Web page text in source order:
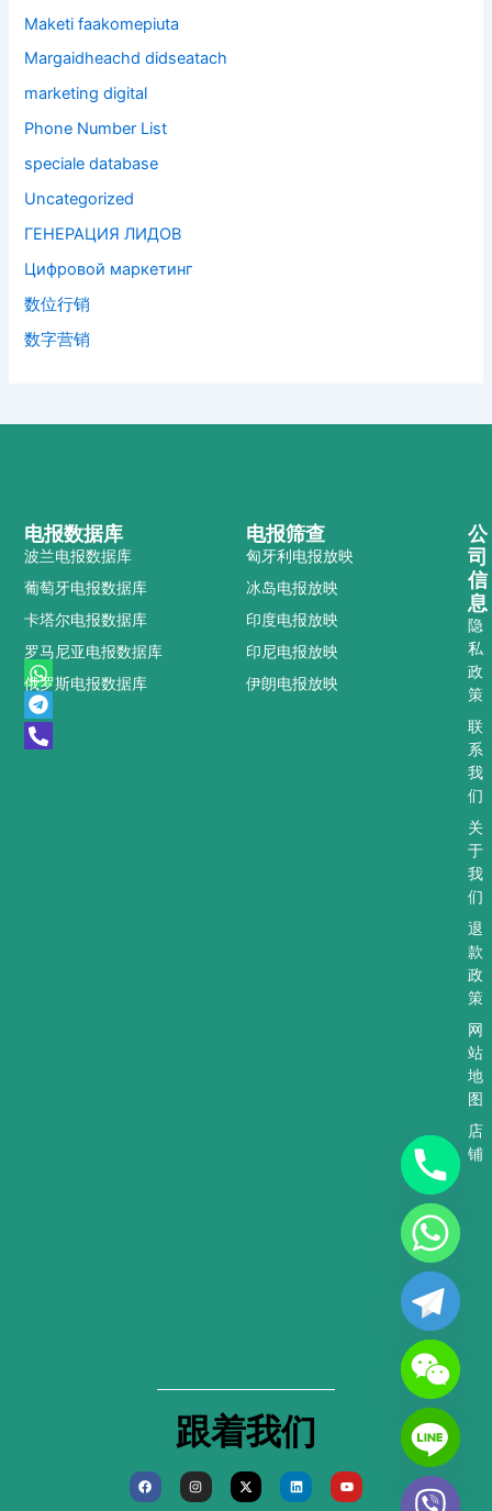
Maketi faakomepiuta
Margaidheachd didseatach
marketing digital
Phone Number List
speciale database
Uncategorized
ГЕНЕРАЦИЯ ЛИДОВ
Цифровой маркетинг
数位行销
数字营销
W
h
a
t
s
T
e
l
e
g
P
h
o
n
e
电报筛查
匈牙利电报放映
冰岛电报放映
印度电报放映
印尼电报放映
伊朗电报放映
电报数据库
波兰电报数据库
葡萄牙电报数据库
卡塔尔电报数据库
罗马尼亚电报数据库
俄罗斯电报数据库
公
司
信
息
隐
私
政
策
联
系
我
们
关
于
我
们
退
款
政
策
网
站
地
图
店
铺
跟着我们
F
a
c
I
n
s
X
-
t
L
i
n
Y
o
u